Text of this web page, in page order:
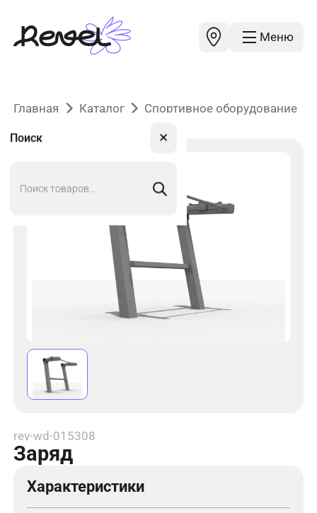
Меню
Поиск ✕
Главная Каталог Спортивное оборудование
rev-wd-015308
Заряд
Характеристики